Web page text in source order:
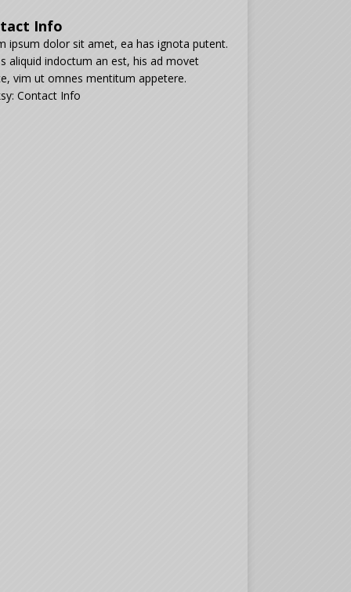
Info
ipsum dolor sit amet, ea has ignota putent.
aliquid indoctum an est, his ad movet
vim ut omnes mentitum appetere.
Contact Info